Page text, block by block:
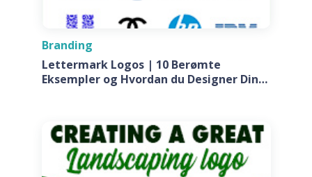
Branding
Lettermark Logos | 10 Berømte
Eksempler og Hvordan du Designer Din